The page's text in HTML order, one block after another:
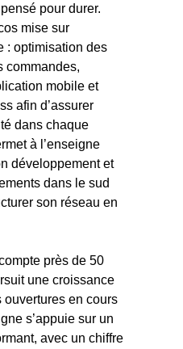
pour durer.
mise sur
: optimisation des
commandes,
mobile et
afin d’assurer
dans chaque
à l’enseigne
développement et
dans le sud
son réseau en
près de 50
une croissance
en cours
s’appuie sur un
avec un chiffre